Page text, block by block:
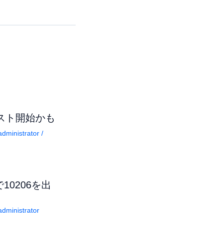
ト開始かも
/
10206を出